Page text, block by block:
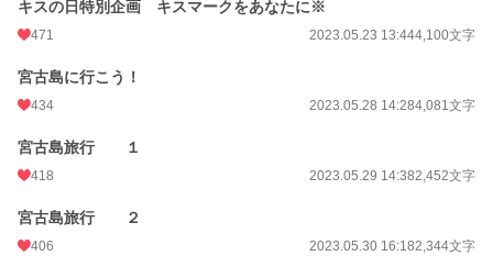
キスの日特別企画 キスマークをあなたに※
471 2023.05.23 13:444,100文字
宮古島に行こう！
434 2023.05.28 14:284,081文字
宮古島旅行 １
418 2023.05.29 14:382,452文字
宮古島旅行 ２
406 2023.05.30 16:182,344文字